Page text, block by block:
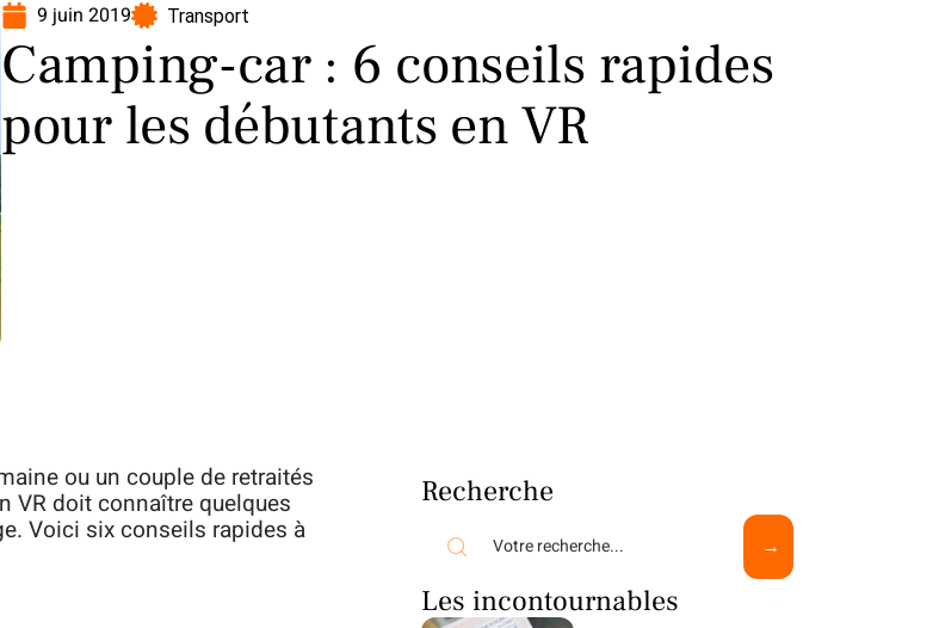
9 juin 2019 Transport
Camping-car : 6 conseils rapides
pour les débutants en VR
ou un couple de retraités
VR doit connaître quelques
Voici six conseils rapides à
Recherche
Les incontournables